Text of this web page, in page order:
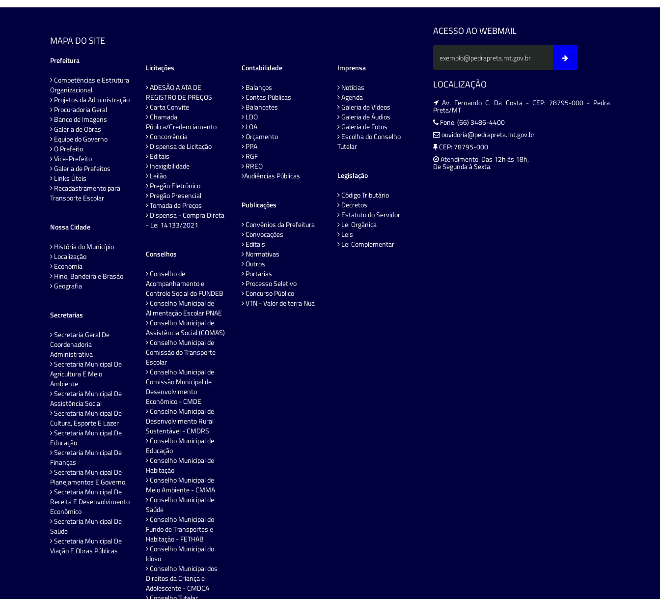
MAPA DO SITE
Prefeitura
Competências e Estrutura
Organizacional
Projetos da Administração
Procuradoria Geral
Banco de Imagens
Galeria de Obras
Equipe do Governo
O Prefeito
Vice-Prefeito
Galeria de Prefeitos
Links Úteis
Recadastramento para
Transporte Escolar
Nossa Cidade
História do Município
Localização
Economia
Hino, Bandeira e Brasão
Geografia
Secretarias
Secretaria Geral De
Coordenadoria
Administrativa
Secretaria Municipal De
Agricultura E Meio
Ambiente
Secretaria Municipal De
Assistência Social
Secretaria Municipal De
Cultura, Esporte E Lazer
Secretaria Municipal De
Educação
Secretaria Municipal De
Finanças
Secretaria Municipal De
Planejamentos E Governo
Secretaria Municipal De
Receita E Desenvolvimento
Econômico
Secretaria Municipal De
Saúde
Secretaria Municipal De
Viação E Obras Públicas
Licitações
ADESÃO A ATA DE
REGISTRO DE PREÇOS
Carta Convite
Chamada
Pública/Credenciamento
Concorrência
Dispensa de Licitação
Editais
Inexigibilidade
Leilão
Pregão Eletrônico
Pregão Presencial
Tomada de Preços
Dispensa - Compra Direta
- Lei 14133/2021
Conselhos
Conselho de
Acompanhamento e
Controle Social do FUNDEB
Conselho Municipal de
Alimentação Escolar PNAE
Conselho Municipal de
Assistência Social (COMAS)
Conselho Municipal de
Comissão do Transporte
Escolar
Conselho Municipal de
Comissão Municipal de
Desenvolvimento
Econômico - CMDE
Conselho Municipal de
Desenvolvimento Rural
Sustentável - CMDRS
Conselho Municipal de
Educação
Conselho Municipal de
Habitação
Conselho Municipal de
Meio Ambiente - CMMA
Conselho Municipal de
Saúde
Conselho Municipal do
Fundo de Transportes e
Habitação - FETHAB
Conselho Municipal do
Idoso
Conselho Municipal dos
Direitos da Criança e
Adolescente - CMDCA
Contabilidade
Balanços
Contas Públicas
Balancetes
LDO
LOA
Orçamento
PPA
RGF
RREO
Audiências Públicas
Publicações
Convênios da Prefeitura
Convocações
Editais
Normativas
Outros
Portarias
Processo Seletivo
Concurso Público
VTN - Valor de terra Nua
Imprensa
Notícias
Agenda
Galeria de Vídeos
Galeria de Áudios
Galeria de Fotos
Escolha do Conselho
Tutelar
Legislação
Código Tributário
Decretos
Estatuto do Servidor
Lei Orgânica
Leis
Lei Complementar
ACESSO AO WEBMAIL
LOCALIZAÇÃO
Av. Fernando C. Da Costa - CEP: 78795-000 - Pedra
Preta/MT
Fone: (66) 3486-4400
ouvidoria@pedrapreta.mt.gov.br
CEP: 78795-000
Atendimento: Das 12h às 18h,
De Segunda à Sexta.